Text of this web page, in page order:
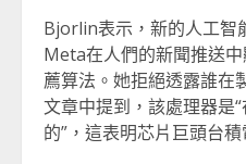
Bjorlin表示，新的人工智
Meta在人們的新聞推送
薦算法。她拒絕透露誰在
文章中提到，該處理器是
的”，這表明芯片巨頭台